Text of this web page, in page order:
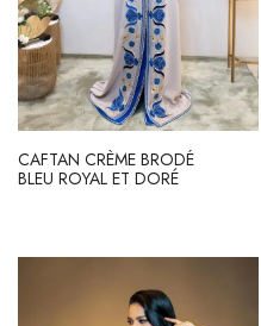
CAFTAN CRÈME BRODÉ
BLEU ROYAL ET DORÉ